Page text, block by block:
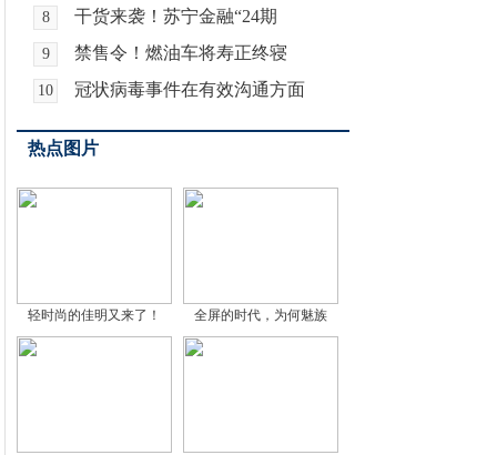
8 干货来袭！苏宁金融“24期
9 禁售令！燃油车将寿正终寝
10 冠状病毒事件在有效沟通方面
热点图片
轻时尚的佳明又来了！ 全屏的时代，为何魅族